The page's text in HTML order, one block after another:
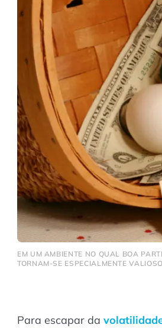
EM UM AMBIENTE NO QUAL BOA
TORNAM-SE ESPECIALMENTE
Para escapar da